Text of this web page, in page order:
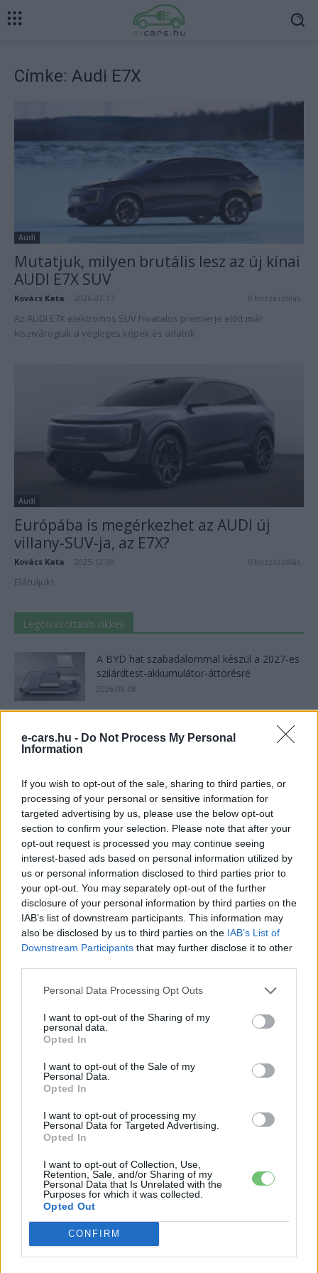
e-cars.hu - Do Not Process My Personal
Information
If you wish to opt-out of the sale, sharing to third parties, or
processing of your personal or sensitive information for
targeted advertising by us, please use the below opt-out
section to confirm your selection. Please note that after your
opt-out request is processed you may continue seeing
interest-based ads based on personal information utilized by
us or personal information disclosed to third parties prior to
your opt-out. You may separately opt-out of the further
disclosure of your personal information by third parties on the
IAB’s list of downstream participants. This information may
also be disclosed by us to third parties on the IAB’s List of
Downstream Participants that may further disclose it to other
Personal Data Processing Opt Outs
I want to opt-out of the Sharing of my
personal data.
Opted In
I want to opt-out of the Sale of my
Personal Data.
Opted In
I want to opt-out of processing my
Personal Data for Targeted Advertising.
Opted In
I want to opt-out of Collection, Use,
Retention, Sale, and/or Sharing of my
Personal Data that Is Unrelated with the
Purposes for which it was collected.
Opted Out
CONFIRM
Címke: Audi E7X
Audi
Mutatjuk, milyen brutális lesz az új kínai
AUDI E7X SUV
Kovács Kata 2026-02-17 0 hozzászólás
Az AUDI E7X elektromos SUV hivatalos premierje előtt már
kiszivárogtak a végleges képek és adatok.
Audi
Európába is megérkezhet az AUDI új
villany-SUV-ja, az E7X?
Kovács Kata 2025-12-09 0 hozzászólás
Eláruljuk!
Legolvasottabb cikkek
A BYD hat szabadalommal készül a 2027-es
szilárdtest-akkumulátor-áttörésre
2026-08-08
A Volkswagen csendben kínai technológiára
építi az elektromos jövőjét
Amíg Európa áramhiánytól tart, Texas
bevetett egy 500 MWh-s Tesla
energiatárolót
8500-an rendeltek vakon egy autót, amit
nem láttak — megkezdődött a...
2026-08-07
25 százalékkal sűrűbb energiát rejt az
európai szilárdtest-akkumulátor
aránya – közben átrendeződött a márkák
sorrendje
Tesla: visszatért a régi árazás a magyar
– kiderült az ár...
2026-08-08
marad a Taycan...